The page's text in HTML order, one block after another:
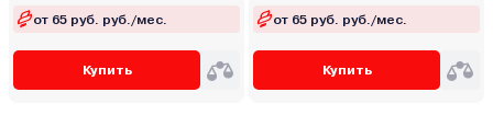
от 65 руб. руб./мес.
Купить
от 65 руб. руб./мес.
Купить